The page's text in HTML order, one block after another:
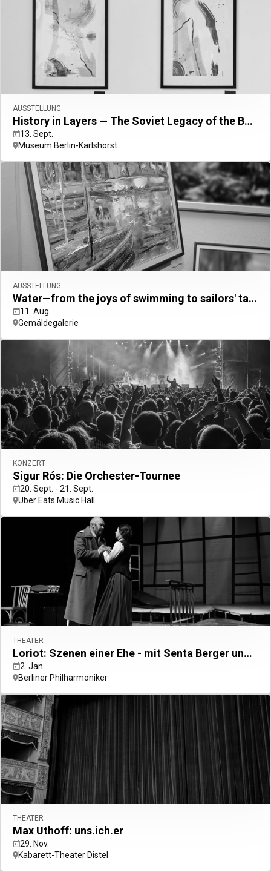
AUSSTELLUNG
History in Layers — The Soviet Legacy of the Berlin-Karlshorst Museum
13. Sept.
Museum Berlin-Karlshorst
AUSSTELLUNG
Water—from the joys of swimming to sailors' tall tales
11. Aug.
Gemäldegalerie
KONZERT
Sigur Rós: Die Orchester-Tournee
20. Sept. - 21. Sept.
Uber Eats Music Hall
THEATER
Loriot: Szenen einer Ehe - mit Senta Berger und Friedrich von Thun
2. Jan.
Berliner Philharmoniker
THEATER
Max Uthoff: uns.ich.er
29. Nov.
Kabarett-Theater Distel